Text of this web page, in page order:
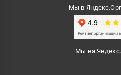
Мы в
Мы на